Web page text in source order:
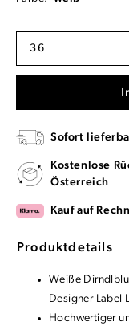
36
Sofort
Kostenlose
Österreich
Kauf auf
Produktdetails
Weiße
Designer Label
Hochwertiger